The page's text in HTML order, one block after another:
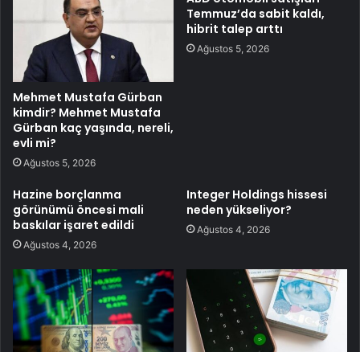
Mehmet Mustafa Gürban
kimdir? Mehmet Mustafa
Gürban kaç yaşında, nereli,
evli mi?
Ağustos 5, 2026
Temmuz’da sabit kaldı,
hibrit talep arttı
Ağustos 5, 2026
Hazine borçlanma
görünümü öncesi mali
baskılar işaret edildi
Ağustos 4, 2026
Integer Holdings hissesi
neden yükseliyor?
Ağustos 4, 2026